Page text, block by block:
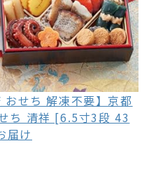
せち 解凍不要】京都
ち 清祥 [6.5寸3段 43
届け